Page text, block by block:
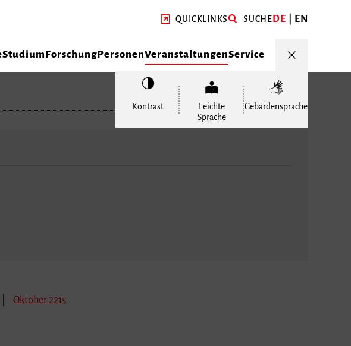
QUICKLINKS SUCHEDE EN
StudiumForschungPersonenVeranstaltungenService
Kontrast
Leichte
Sprache
Gebärdensprache
Oktober 2215